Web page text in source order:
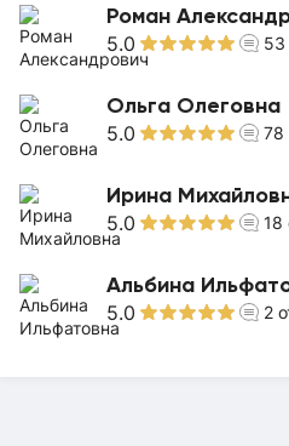
Роман
5.0 53
Ольга Олеговна
5.0 78
Ирина
5.0 18
Альбина
5.0 2